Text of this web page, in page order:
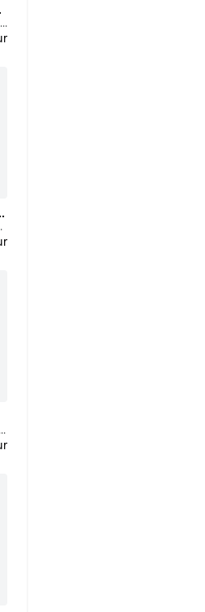
Exceptional 84m² ground-floor showroom with a sleek design, located in the heart of the Marais, Paris’ historic and fashion-centric district. Its prime location and flexible layout make it ideal for
Haut Marais
that open directly onto the street, offering str
Située à deux minutes de la Bastille, cette boutique pop-up lumineuse et élégante offre une belle vitrine, une grande hauteur sous plafond et un agencement idéal pour tous vos projets : showroom, exp